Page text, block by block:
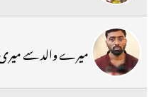
میرے والد سے